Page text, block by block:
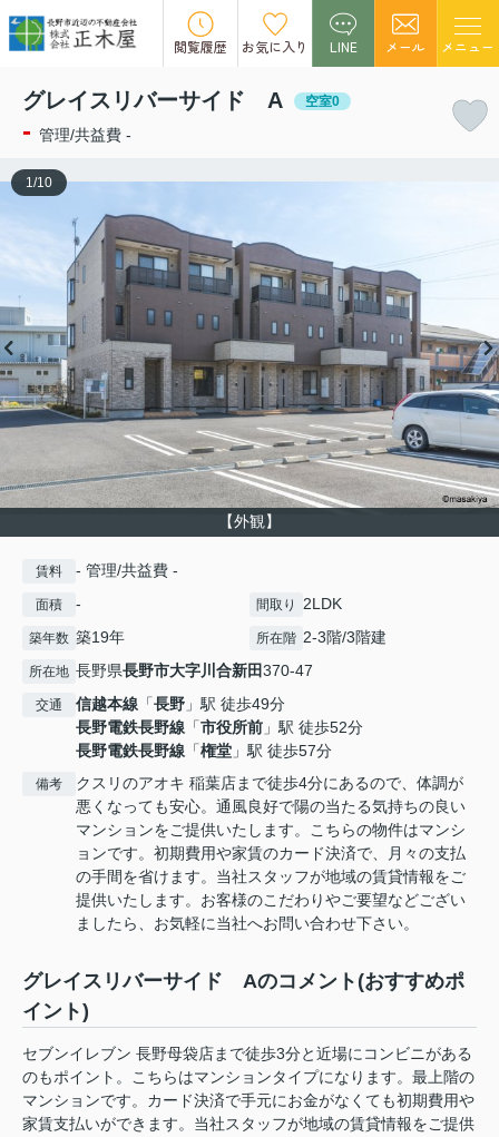
閲覧履歴 お気に入り LINE メール メニュー
この物件の募集は終了しました。
グレイスリバーサイド A 空室0
- 管理/共益費 -
【外観】
1/10
賃料 - 管理/共益費 -
面積 - 間取り 2LDK
築年数 築19年 所在階 2-3階/3階建
所在地 長野県長野市大字川合新田370-47
交通 信越本線 「長野 」駅 徒歩49分
長野電鉄長野線 「市役所前 」駅 徒歩52分
長野電鉄長野線 「権堂 」駅 徒歩57分
備考
クスリのアオキ 稲葉店まで徒歩4分にあるので、体調が
悪くなっても安心。通風良好で陽の当たる気持ちの良い
マンションをご提供いたします。こちらの物件はマンシ
ョンです。初期費用や家賃のカード決済で、月々の支払
の手間を省けます。当社スタッフが地域の賃貸情報をご
提供いたします。お客様のこだわりやご要望などござい
ましたら、お気軽に当社へお問い合わせ下さい。
グレイスリバーサイド Aのコメント(おすすめポ
イント)
セブンイレブン 長野母袋店まで徒歩3分と近場にコンビニがある
のもポイント。こちらはマンションタイプになります。最上階の
マンションです。カード決済で手元にお金がなくても初期費用や
家賃支払いができます。当社スタッフが地域の賃貸情報をご提供